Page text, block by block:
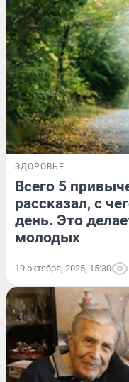
ЗДОРОВЬЕ
Всего 5
рассказал, с
день. Это
молодых
19 октября, 2025, 15:30